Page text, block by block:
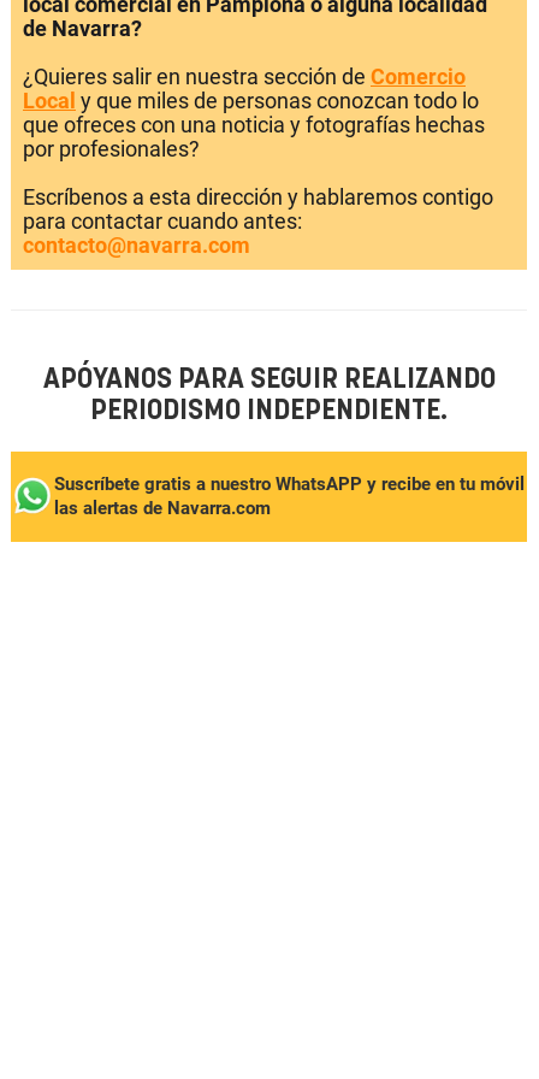
de Navarra?
¿Quieres salir en nuestra sección de Comercio
Local y que miles de personas conozcan todo lo
que ofreces con una noticia y fotografías hechas
por profesionales?
Escríbenos a esta dirección y hablaremos contigo
para contactar cuando antes:
contacto@navarra.com
APÓYANOS PARA SEGUIR REALIZANDO
PERIODISMO INDEPENDIENTE.
Suscríbete gratis a nuestro WhatsAPP y recibe en tu móvil
las alertas de Navarra.com